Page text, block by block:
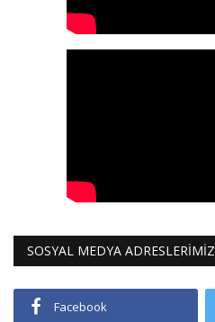
SOSYAL MEDYA ADRESLERİMİZ
Facebook